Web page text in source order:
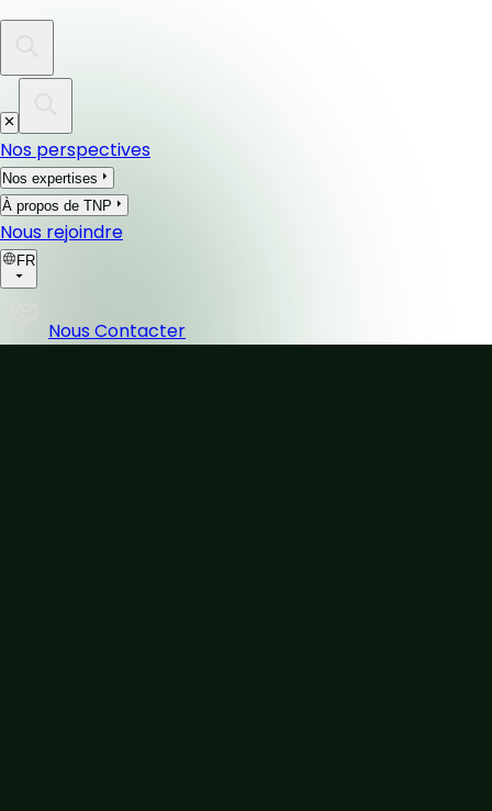
Nos perspectives
Nos expertises
À propos de TNP
Nous rejoindre
FR
Nous Contacter